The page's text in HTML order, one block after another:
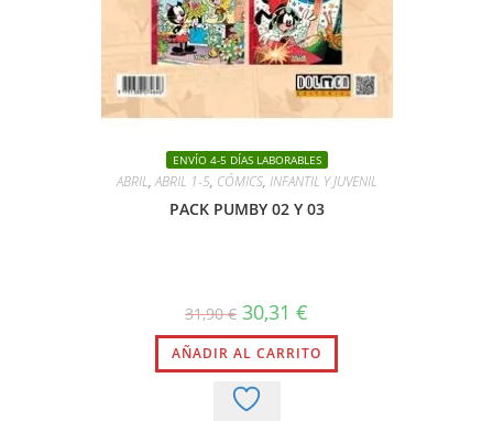
ENVÍO 4-5 DÍAS LABORABLES
ABRIL,ABRIL 1-5, CÓMICS, INFANTIL Y JUVENIL
PACK PUMBY 02 Y 03
31,90€ El
precio
original
era:
31,90 €.
30,31 €
actual
es:
30,31 €.
AÑADIR AL CARRITO